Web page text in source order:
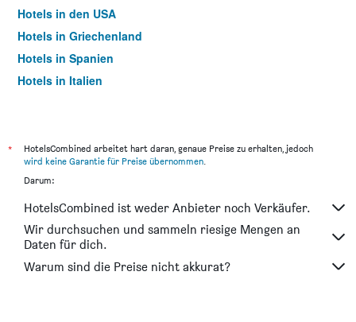
Hotels in den USA
Hotels in Griechenland
Hotels in Spanien
Hotels in Italien
*
HotelsCombined arbeitet hart daran, genaue Preise zu erhalten, jedoch
wird keine Garantie für Preise übernommen.
Darum:
HotelsCombined ist weder Anbieter noch Verkäufer.
Wir durchsuchen und sammeln riesige Mengen an
Daten für dich.
Warum sind die Preise nicht akkurat?